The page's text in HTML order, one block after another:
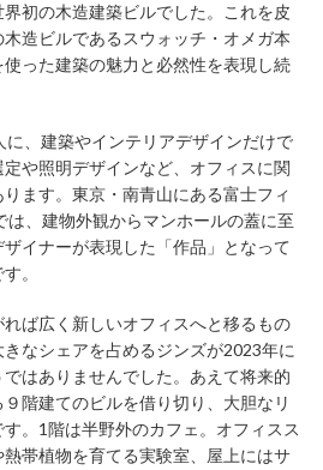
初の木造建築ビルでした。これを皮
造ビルであるスウォッチ・オメガ本
った建築の魅力と必然性を表現し続
、建築やインテリアデザインだけで
や照明デザインなど、オフィスに関
ます。東京・南青山にある富士フィ
は、建物外観からマンホールの蓋に至
イナーが表現した「作品」となって
。
ば広く新しいオフィスへと移るもの
なシェアを占めるジンズが2023年に
はありませんでした。あえて将来的
階建てのビルを借り切り、大胆なリ
。1階は半野外のカフェ。オフィスス
帯植物を育てる実験室、屋上にはサ